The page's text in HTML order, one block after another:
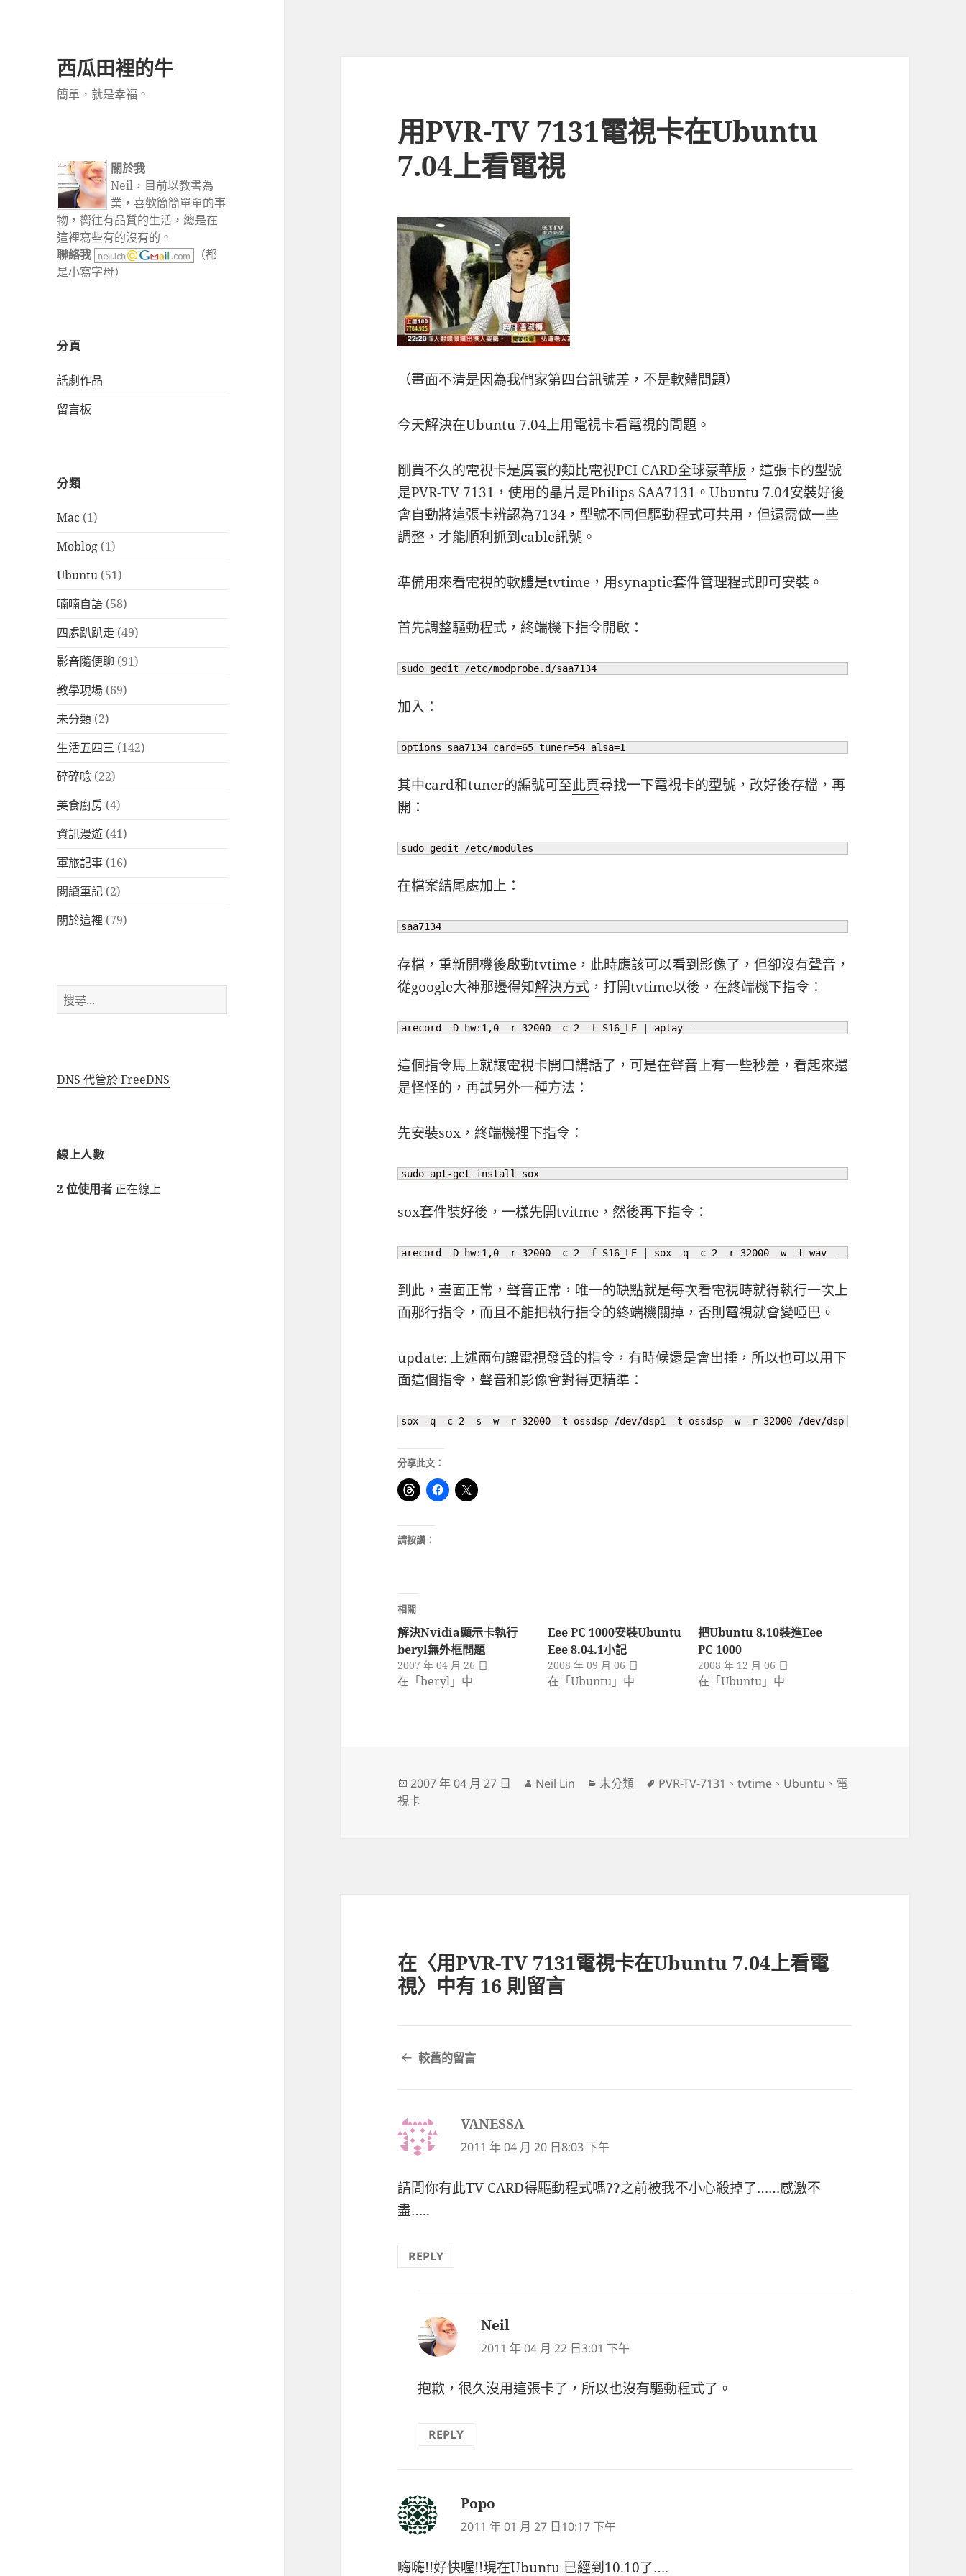
西瓜田裡的牛
簡單，就是幸福。
關於我
Neil，目前以教書為
業，喜歡簡簡單單的事
物，嚮往有品質的生活，總是在
這裡寫些有的沒有的。
聯絡我
（都
是小寫字母）
分頁
話劇作品
留言板
分類
Mac (1)
Moblog (1)
Ubuntu (51)
喃喃自語 (58)
四處趴趴走 (49)
影音隨便聊 (91)
教學現場 (69)
未分類 (2)
生活五四三 (142)
碎碎唸 (22)
美食廚房 (4)
資訊漫遊 (41)
軍旅記事 (16)
閱讀筆記 (2)
關於這裡 (79)
搜
尋
DNS 代管於 FreeDNS
線上人數
2 位使用者 正在線上
用PVR-TV 7131電視卡在Ubuntu
7.04上看電視
（畫面不清是因為我們家第四台訊號差，不是軟體問題）
今天解決在Ubuntu 7.04上用電視卡看電視的問題。
剛買不久的電視卡是廣寰的類比電視PCI CARD全球豪華版 ，這張卡的型號
是PVR-TV 7131，使用的晶片是Philips SAA7131。Ubuntu 7.04安裝好後
會自動將這張卡辨認為7134，型號不同但驅動程式可共用，但還需做一些
調整，才能順利抓到cable訊號。
準備用來看電視的軟體是tvtime ，用synaptic套件管理程式即可安裝。
首先調整驅動程式，終端機下指令開啟：
sudo gedit /etc/modprobe.d/saa7134
加入：
options saa7134 card=65 tuner=54 alsa=1
其中card和tuner的編號可至此頁尋找一下電視卡的型號，改好後存檔，再
開：
sudo gedit /etc/modules
在檔案結尾處加上：
saa7134
存檔，重新開機後啟動tvtime，此時應該可以看到影像了，但卻沒有聲音，
從google大神那邊得知解決方式 ，打開tvtime以後，在終端機下指令：
arecord -D hw:1,0 -r 32000 -c 2 -f S16_LE | aplay -
這個指令馬上就讓電視卡開口講話了，可是在聲音上有一些秒差，看起來還
是怪怪的，再試另外一種方法：
先安裝sox，終端機裡下指令：
sudo apt-get install sox
sox套件裝好後，一樣先開tvitme，然後再下指令：
arecord -D hw:1,0 -r 32000 -c 2 -f S16_LE | sox -q -c 2 -r 32000 -w -t wav - -t alsa hw:0,0
到此，畫面正常，聲音正常，唯一的缺點就是每次看電視時就得執行一次上
面那行指令，而且不能把執行指令的終端機關掉，否則電視就會變啞巴。
update: 上述兩句讓電視發聲的指令，有時候還是會出捶，所以也可以用下
面這個指令，聲音和影像會對得更精準：
sox -q -c 2 -s -w -r 32000 -t ossdsp /dev/dsp1 -t ossdsp -w -r 32000 /dev/dsp
分享此文：
請按讚：
相關
解決Nvidia顯示卡執行
beryl無外框問題
2007 年 04 月 26 日
在「beryl」中
Eee PC 1000安裝Ubuntu
Eee 8.04.1小記
2008 年 09 月 06 日
在「Ubuntu」中
把Ubuntu 8.10裝進Eee
PC 1000
2008 年 12 月 06 日
在「Ubuntu」中
發
佈
2007 年 04 月 27 日
作
Neil Lin
分
未分類
標
PVR-TV-7131 、tvtime 、 Ubuntu 、 電
視卡
在〈用PVR-TV 7131電視卡在Ubuntu 7.04上看電
視〉中有 16 則留言
留
較舊的留言
VANESSA表
示:
2011 年 04 月 20 日8:03 下午
請問你有此TV CARD得驅動程式嗎??之前被我不小心殺掉了……感激不
盡…..
REPLY
Neil
示:
2011 年 04 月 22 日3:01 下午
抱歉，很久沒用這張卡了，所以也沒有驅動程式了。
REPLY
Popo
示:
2011 年 01 月 27 日10:17 下午
嗨嗨!!好快喔!!現在Ubuntu 已經到10.10了….